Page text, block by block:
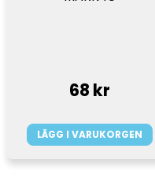
68 kr
LÄGG I VARUKORGEN